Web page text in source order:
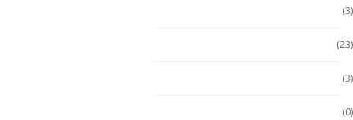
(3)
(23)
(3)
(0)